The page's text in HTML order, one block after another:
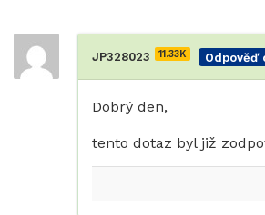
JP328023 11.33K Odpověď
Dobrý den,
tento dotaz byl již